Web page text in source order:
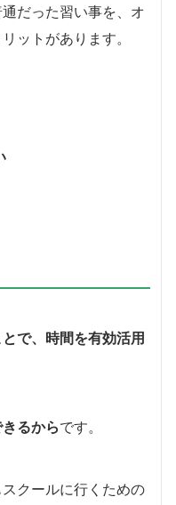
だった習い事を、オ
ットがあります。
で、時間を有効活用
るからです。
クールに行くための